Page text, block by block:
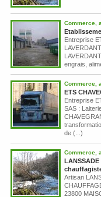
Commerce,
Entreprise
engrais,
Commerce,
ETS
Entreprise
SAS :
de (...)
Commerce,
Artisan
23800